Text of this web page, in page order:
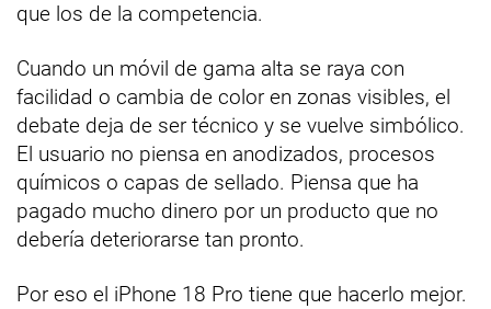
que los de la competencia.
Cuando un móvil de gama alta se raya con
facilidad o cambia de color en zonas visibles, el
debate deja de ser técnico y se vuelve simbólico.
El usuario no piensa en anodizados, procesos
químicos o capas de sellado. Piensa que ha
pagado mucho dinero por un producto que no
debería deteriorarse tan pronto.
Por eso el iPhone 18 Pro tiene que hacerlo mejor.